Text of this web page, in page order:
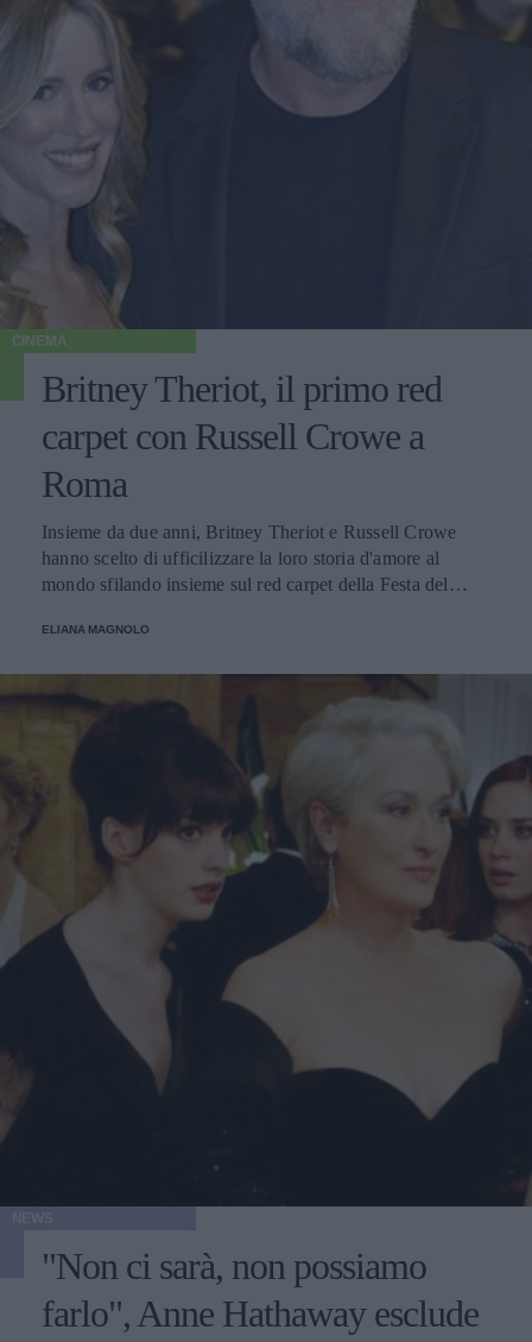
CINEMA
Britney Theriot, il primo red
carpet con Russell Crowe a
Roma
Insieme da due anni, Britney Theriot e Russell Crowe
hanno scelto di ufficilizzare la loro storia d'amore al
mondo sfilando insieme sul red carpet della Festa del
dell'attore.
ELIANA MAGNOLO
"Non ci sarà, non possiamo
farlo", Anne Hathaway esclude